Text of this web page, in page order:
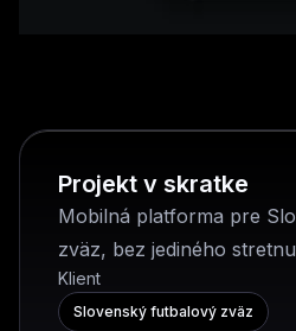
Projekt v skratke
Mobilná platforma pre
zväz, bez jediného
Klient
Slovenský futbalový zväz